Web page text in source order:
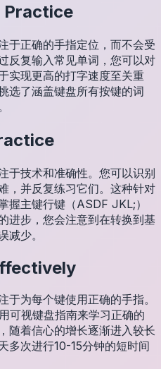
于正确的手指定位，而不会受
反复输入常见单词，您可以对
实现更高的打字速度至关重
选了涵盖键盘所有按键的词
于技术和准确性。您可以识别
，并反复练习它们。这种针对
握主键行键（ASDF JKL;）
进步，您会注意到在转换到基
减少。
于为每个键使用正确的手指。
可视键盘指南来学习正确的
随着信心的增长逐渐进入较长
多次进行10-15分钟的短时间